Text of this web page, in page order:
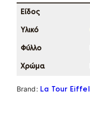
Eίδος
Υλικό
Φύλλο
Χρώμα
Brand: La Tour Eiffel